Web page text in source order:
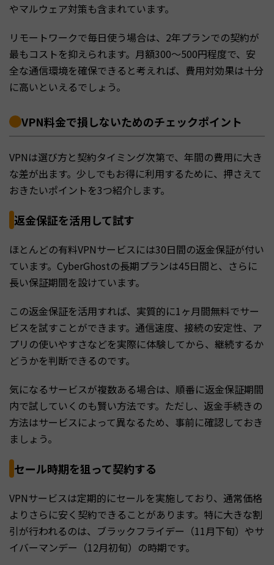
やマルウェア対策も含まれています。
リモートワークで毎日使う場合は、2年プランでの契約が
最もコストを抑えられます。月額300〜500円程度で、安
全な通信環境を確保できると考えれば、費用対効果は十分
に高いといえるでしょう。
VPN料金で損しないためのチェックポイント
VPNは選び方と契約タイミング次第で、年間の費用に大き
な差が出ます。少しでもお得に利用するために、押さえて
おきたいポイントを3つ紹介します。
返金保証を活用して試す
ほとんどの有料VPNサービスには30日間の返金保証が付い
ています。CyberGhostの長期プランは45日間と、さらに
長い保証期間を設けています。
この返金保証を活用すれば、実質的に1ヶ月間無料でサー
ビスを試すことができます。通信速度、接続の安定性、ア
プリの使いやすさなどを実際に体験してから、継続するか
どうかを判断できるのです。
気になるサービスが複数ある場合は、順番に返金保証期間
内で試していくのも賢い方法です。ただし、返金手続きの
方法はサービスによって異なるため、事前に確認しておき
ましょう。
セール時期を狙って契約する
VPNサービスは定期的にセールを実施しており、通常価格
よりさらに安く契約できることがあります。特に大きな割
引が行われるのは、ブラックフライデー（11月下旬）やサ
イバーマンデー（12月初旬）の時期です。